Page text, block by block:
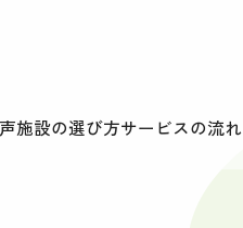
施設の選び方サービスの流れ